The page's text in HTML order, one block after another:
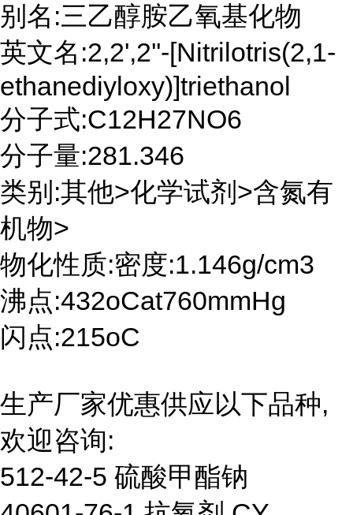
别名:三乙醇胺乙氧基化物
英文名:2,2',2''-[Nitrilotris(2,1-
ethanediyloxy)]triethanol
分子式:C12H27NO6
分子量:281.346
类别:其他>化学试剂>含氮有
机物>
物化性质:密度:1.146g/cm3
沸点:432oCat760mmHg
闪点:215oC
生产厂家优惠供应以下品种,
欢迎咨询:
512-42-5 硫酸甲酯钠